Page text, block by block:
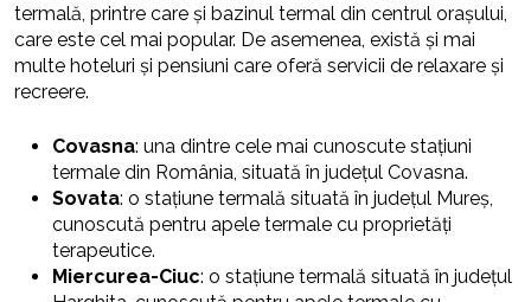
termală, printre care și bazinul termal din centrul orașului,
care este cel mai popular. De asemenea, există și mai
multe hoteluri și pensiuni care oferă servicii de relaxare și
recreere.
Covasna: una dintre cele mai cunoscute stațiuni
termale din România, situată în județul Covasna.
Sovata: o stațiune termală situată în județul Mureș,
cunoscută pentru apele termale cu proprietăți
terapeutice.
Miercurea-Ciuc: o stațiune termală situată în județul